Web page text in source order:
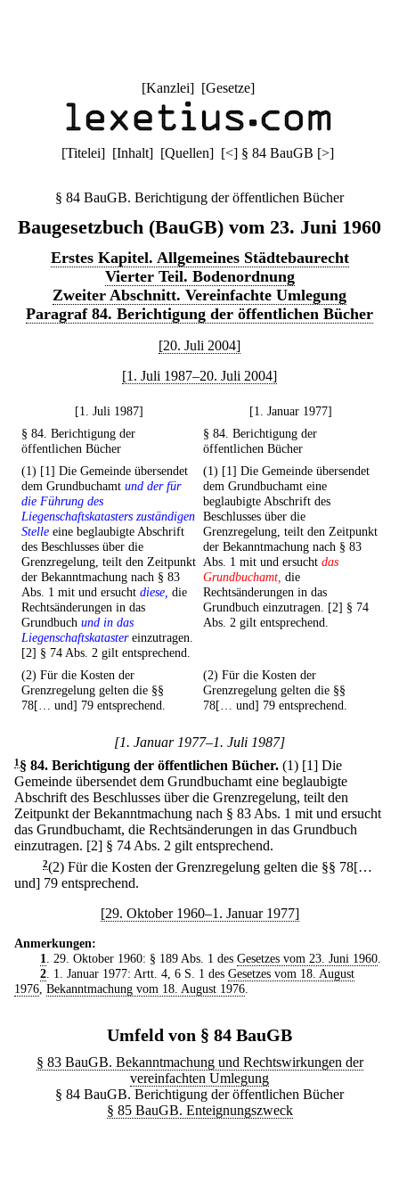
[Kanzlei] [Gesetze]
[Titelei] [Inhalt] [Quellen] [<] § 84 BauGB [>]
§ 84 BauGB. Berichtigung der öffentlichen Bücher
Baugesetzbuch (BauGB) vom 23. Juni 1960
Erstes Kapitel. Allgemeines Städtebaurecht
Vierter Teil. Bodenordnung
Zweiter Abschnitt. Vereinfachte Umlegung
Paragraf 84. Berichtigung der öffentlichen Bücher
[20. Juli 2004]
[1. Juli 1987–20. Juli 2004]
[1. Juli 1987]
[1. Januar 1977]
§ 84. Berichtigung der
öffentlichen Bücher
§ 84. Berichtigung der
öffentlichen Bücher
(1) [1] Die Gemeinde übersendet
dem Grundbuchamt und der für
die Führung des
Liegenschaftskatasters zuständigen
Stelle eine beglaubigte Abschrift
des Beschlusses über die
Grenzregelung, teilt den Zeitpunkt
der Bekanntmachung nach § 83
Abs. 1 mit und ersucht diese, die
Rechtsänderungen in das
Grundbuch und in das
Liegenschaftskatastereinzutragen.
[2] § 74 Abs. 2 gilt entsprechend.
(1) [1] Die Gemeinde übersendet
dem Grundbuchamt eine
beglaubigte Abschrift des
Beschlusses über die
Grenzregelung, teilt den Zeitpunkt
der Bekanntmachung nach § 83
Abs. 1 mit und ersucht das
Grundbuchamt, die
Rechtsänderungen in das
Grundbuch einzutragen. [2] § 74
Abs. 2 gilt entsprechend.
(2) Für die Kosten der
Grenzregelung gelten die §§
78[… und] 79 entsprechend.
(2) Für die Kosten der
Grenzregelung gelten die §§
78[… und] 79 entsprechend.
[1. Januar 1977–1. Juli 1987]
1§ 84. Berichtigung der öffentlichen Bücher. (1) [1] Die
Gemeinde übersendet dem Grundbuchamt eine beglaubigte
Abschrift des Beschlusses über die Grenzregelung, teilt den
Zeitpunkt der Bekanntmachung nach § 83 Abs. 1 mit und ersucht
das Grundbuchamt, die Rechtsänderungen in das Grundbuch
einzutragen. [2] § 74 Abs. 2 gilt entsprechend.
2(2) Für die Kosten der Grenzregelung gelten die §§ 78[…
und] 79 entsprechend.
[29. Oktober 1960–1. Januar 1977]
Anmerkungen:
1
. 29. Oktober 1960: § 189 Abs. 1 des Gesetzes vom 23. Juni 1960.
2. 1. Januar 1977: Artt. 4, 6 S. 1 des Gesetzes vom 18. August
1976 Bekanntmachung vom 18. August 1976
Umfeld von § 84 BauGB
§ 83 BauGB. Bekanntmachung und Rechtswirkungen der
vereinfachten Umlegung
§ 84 BauGB. Berichtigung der öffentlichen Bücher
§ 85 BauGB. Enteignungszweck